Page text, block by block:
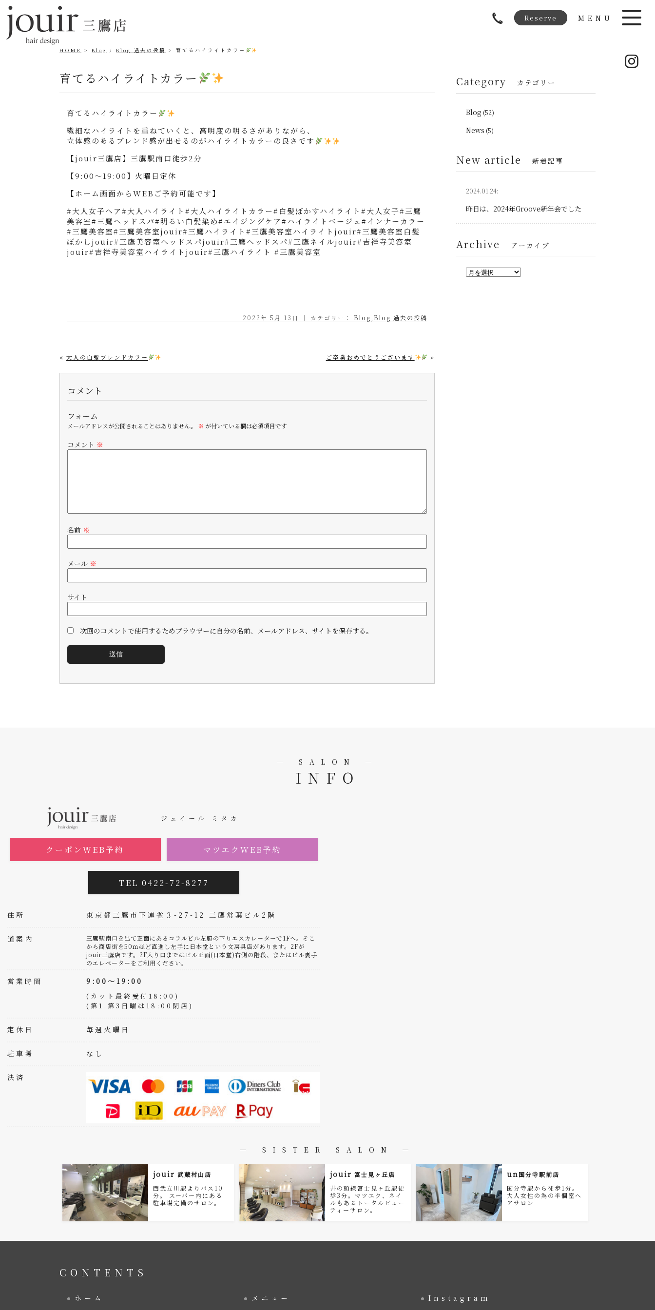
MENU
Reserve
HOME Blog / Blog 過去の投稿 育てるハイライトカラー
育てるハイライトカラー
育てるハイライトカラー
繊細なハイライトを重ねていくと、高明度の明るさがありながら、
立体感のあるブレンド感が出せるのがハイライトカラーの良さです
【jouir三鷹店】三鷹駅南口徒歩2分
【9:00〜19:00】火曜日定休
【ホーム画面からWEBご予約可能です】
#大人女子ヘア#大人ハイライト#大人ハイライトカラー#白髪ぼかすハイライト#大人女子#三鷹
美容室#三鷹ヘッドスパ#明るい白髪染め#エイジングケア#ハイライトベージュ#インナーカラー
#三鷹美容室#三鷹美容室jouir#三鷹ハイライト#三鷹美容室ハイライトjouir#三鷹美容室白髪
ぼかしjouir#三鷹美容室ヘッドスパjouir#三鷹ヘッドスパ#三鷹ネイルjouir#吉祥寺美容室
jouir#吉祥寺美容室ハイライトjouir#三鷹ハイライト #三鷹美容室
2022年 5月 13日 ｜ カテゴリー： Blog Blog 過去の投稿
« 大人の白髪ブレンドカラー ご卒業おめでとうございます »
コメント
フォーム
メールアドレスが公開されることはありません。 ※ が付いている欄は必須項目です
コメント ※
名前 ※
メール ※
サイト
次回のコメントで使用するためブラウザーに自分の名前、メールアドレス、サイトを保存する。
Category カテゴリー
Blog (52)
News (5)
New article 新着記事
2024.01.24:
昨日は、2024年Groove新年会でした
Archive アーカイブ
― SALON ―
INFO
ジュイール ミタカ
クーポンWEB予約 マツエクWEB予約
TEL 0422-72-8277
住所 東京都三鷹市下連雀３-27-12 三鷹常葉ビル2階
道案内
三鷹駅南口を出て正面にあるコラルビル左脇の下りエスカレーターで1Fへ。そこ
から商店街を50ｍほど直進し左手に日本堂という文房具店があります。2Fが
jouir三鷹店です。2F入り口まではビル正面(日本堂)右側の階段、またはビル裏手
のエレベーターをご利用ください。
営業時間 9:00～19:00
(カット最終受付18:00)
(第1.第3日曜は18:00閉店)
定休日 毎週火曜日
駐車場 なし
決済
― SISTER SALON ―
jouir 武蔵村山店
西武立川駅よりバス10
分。 スーパー内にある
駐車場完備のサロン。
jouir 富士見ヶ丘店
井の頭線富士見ヶ丘駅徒
歩3分。マツエク、ネイ
ルもあるトータルビュー
ティーサロン。
un国分寺駅前店
国分寺駅から徒歩1分。
大人女性の為の半個室ヘ
アサロン
CONTENTS
ホーム メニュー Instagram